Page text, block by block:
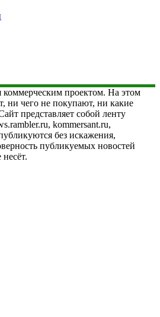
коммерческим проектом. На этом
ни чего не покупают, ни какие
представляет собой ленту
kommersant.ru,
без искажения,
публикуемых новостей